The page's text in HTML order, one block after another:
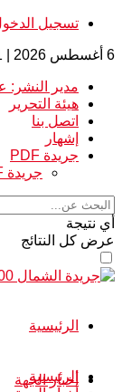
تسجيل
6 أغسطس 2026 | 1:51 صباحًا
مدير النشر:
هيئة التحرير
اتصل بنا
إشهار
جريدة PDF
جريدة P D F
أي نتيجة
عرض كل النتائج
الرئيسية
أخبار الجهة
الرئيسية